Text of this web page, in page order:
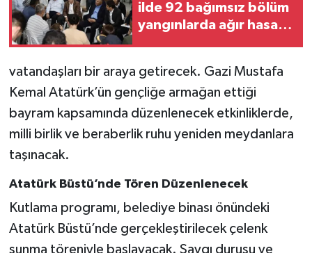
ilde 92 bağımsız bölüm
yangınlarda ağır hasar
vatandaşları bir araya getirecek. Gazi Mustafa
Kemal Atatürk’ün gençliğe armağan ettiği
bayram kapsamında düzenlenecek etkinliklerde,
milli birlik ve beraberlik ruhu yeniden meydanlara
taşınacak.
Atatürk Büstü’nde Tören Düzenlenecek
Kutlama programı, belediye binası önündeki
Atatürk Büstü’nde gerçekleştirilecek çelenk
sunma töreniyle başlayacak. Saygı duruşu ve
Sokak Hayvanlarını Sahiplendirme
Sonsöz Özel
Spor
Vasıta
Yaşam